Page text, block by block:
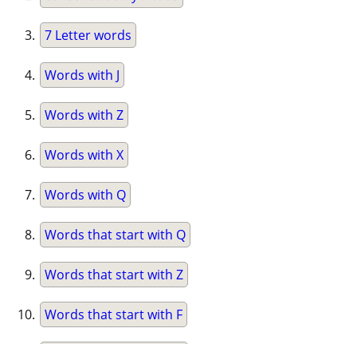
7 Letter words
Words with J
Words with Z
Words with X
Words with Q
Words that start with Q
Words that start with Z
Words that start with F